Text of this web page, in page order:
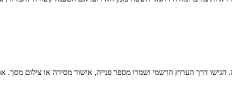
. הגישו דרך הערוץ הרשמי ושמרו מספר פנייה, אישור מסירה או צילום